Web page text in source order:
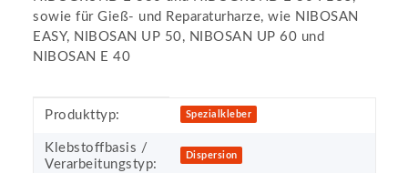
sowie für Gieß- und Reparaturharze, wie NIBOSAN
EASY, NIBOSAN UP 50, NIBOSAN UP 60 und
NIBOSAN E 40
Produkteigenschaft
Wert
Produkttyp: Spezialkleber
Klebstoffbasis /
Verarbeitungstyp:
Dispersion